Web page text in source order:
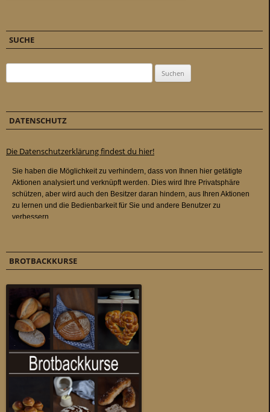
SUCHE
DATENSCHUTZ
Die Datenschutzerklärung findest du hier!
BROTBACKKURSE